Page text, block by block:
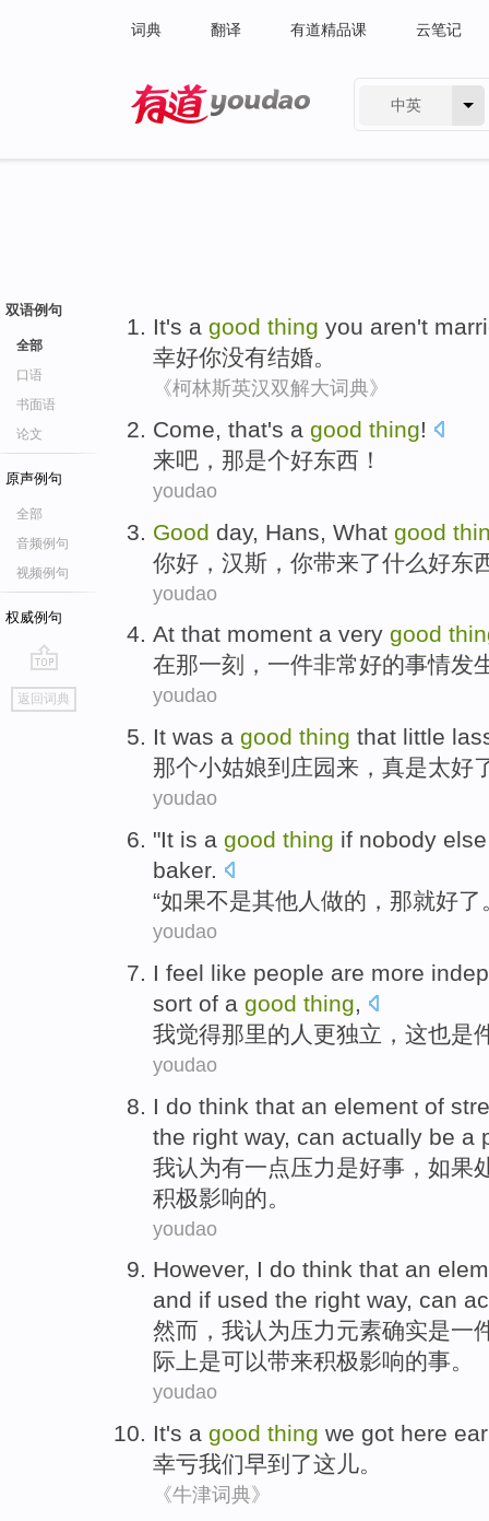
词典 翻译 有道精品课 云笔记
中英
双语例句
全部
口语
书面语
论文
原声例句
全部
音频例句
视频例句
权威例句
go
top
返回词典
It's a good thing you aren't
幸好你没有结婚。
《柯林斯英汉双解大词典》
Come, that's a good thing!
来吧 ， 那是个好东西 ！
youdao
Good day, Hans What good
你好 ， 汉斯 ， 你带来了什么好东
youdao
At that moment a very good
在那一刻 ， 一件非常好的事情发
youdao
It was a good thing that little
那个小姑娘到 庄园来 ，真是太好
youdao
"It is a good thing if nobody else
baker.
“如果不是其他人 做的， 那就好了
youdao
I feel like people are more
sort of a good thing,
我觉得那里的 人 更独立 ， 这也是
youdao
I do think that an element of
the right way, can actually be a
我认为有一点压力是好事 ， 如果
积极影响的 。
youdao
However, I do think that an
and if used the right way, can
然而 ， 我认为压力元素确实是一
际上是可以带来积极影响的事。
youdao
It's a good thing we got here
幸亏我们早到了这儿。
《牛津词典》